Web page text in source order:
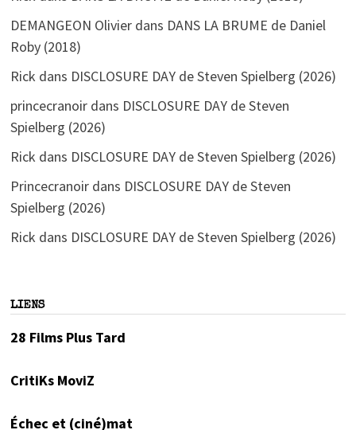
DEMANGEON Olivierdans DANS LA BRUME de Daniel
Roby (2018)
Rick dans DISCLOSURE DAY de Steven Spielberg (2026)
princecranoirdans DISCLOSURE DAY de Steven
Spielberg (2026)
Rick dans DISCLOSURE DAY de Steven Spielberg (2026)
Princecranoirdans DISCLOSURE DAY de Steven
Spielberg (2026)
Rick dans DISCLOSURE DAY de Steven Spielberg (2026)
LIENS
28 Films Plus Tard
CritiKs MoviZ
Échec et (ciné)mat